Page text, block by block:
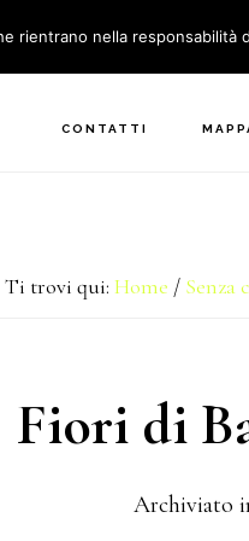
NATURALE
CONTATTI
Ti trovi qui: Home / Senza
Fiori di
Archiviato
rientrano nella responsabilità